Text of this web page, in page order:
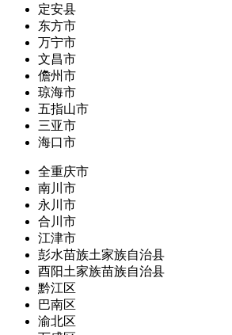
定安县
东方市
万宁市
文昌市
儋州市
琼海市
五指山市
三亚市
海口市
全重庆市
南川市
永川市
合川市
江津市
彭水苗族土家族自治县
酉阳土家族苗族自治县
黔江区
巴南区
渝北区